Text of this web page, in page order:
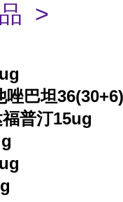
>
唑巴坦
普汀15ug